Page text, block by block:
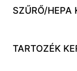
SZŰRŐ/HEPA
TARTOZÉK